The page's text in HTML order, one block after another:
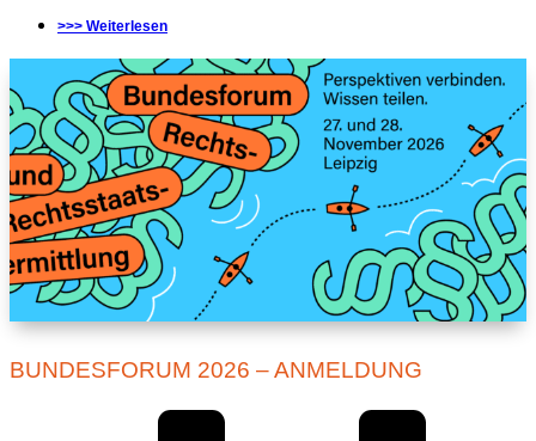
>>> Weiterlesen
BUNDESFORUM 2026 – ANMELDUNG